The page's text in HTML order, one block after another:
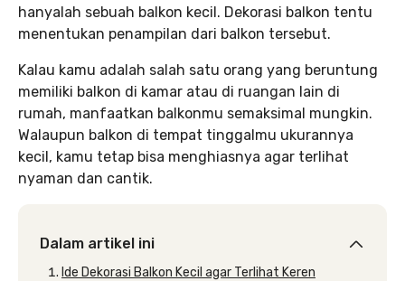
hanyalah sebuah balkon kecil. Dekorasi balkon tentu
menentukan penampilan dari balkon tersebut.
Kalau kamu adalah salah satu orang yang beruntung
memiliki balkon di kamar atau di ruangan lain di
rumah, manfaatkan balkonmu semaksimal mungkin.
Walaupun balkon di tempat tinggalmu ukurannya
kecil, kamu tetap bisa menghiasnya agar terlihat
nyaman dan cantik.
Dalam artikel ini
Ide Dekorasi Balkon Kecil agar Terlihat Keren